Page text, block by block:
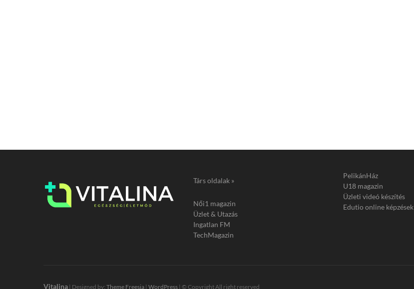
Társ oldalak »
Női1 magazin
Üzlet & Utazás
Ingatlan FM
TechMagazin
PelikánHáz
U18 magazin
Üzleti videó készítés
Edutio online képzések
Vitalina | Designed by: Theme Freesia | WordPress | © Copyright All right reserved